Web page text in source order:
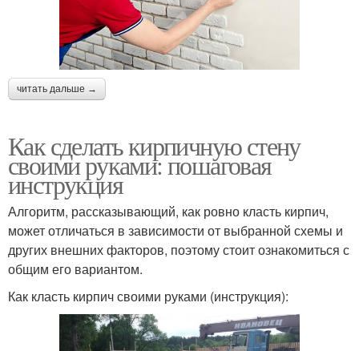
читать дальше →
Как сделать кирпичную стену
своими руками: пошаговая
инструкция
Алгоритм, рассказывающий, как ровно класть кирпич,
может отличаться в зависимости от выбранной схемы и
других внешних факторов, поэтому стоит ознакомиться с
общим его вариантом.
Как класть кирпич своими руками (инструкция):